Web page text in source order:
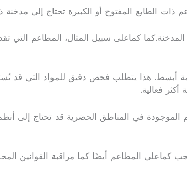
المفتوح أو الكبيرة تحتاج إلى مدخنة
كماعلى سبيل المثال، المطاعم التي
أبسط. هذا يتطلب فحص دقيق للمواد التي قد
فعالية.
في المناطق الحضرية قد تحتاج إلى أنظمة
كماعلى المطاعم أيضًا كما مراقبة القوانين